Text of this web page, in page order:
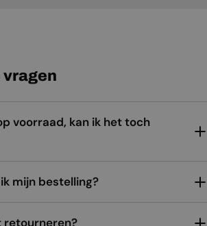
voorraad, kan ik het toch
mijn bestelling?
retourneren?